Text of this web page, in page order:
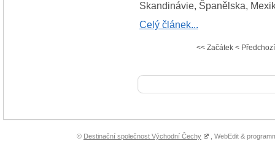
Skandinávie, Španělska,
Celý článek...
<< Začátek < Předchozí
© Destinační společnost Východní Čechy , WebEdit &